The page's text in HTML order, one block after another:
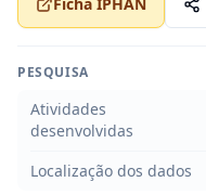
PESQUISA
Atividades
desenvolvidas
Localização dos dados